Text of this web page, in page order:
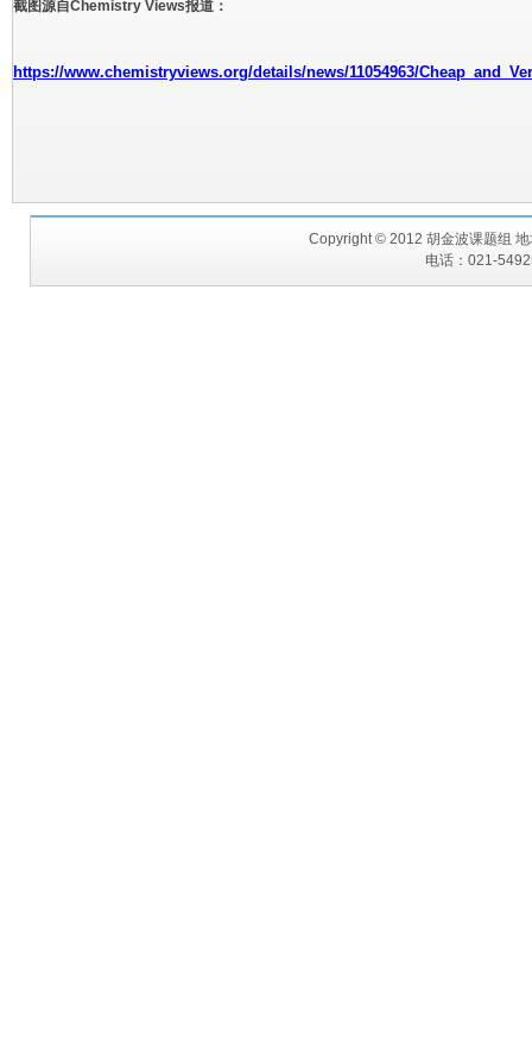
截图源自Chemistry Views报道：
https://www.chemistryviews.org/details/news/11054963/
Copyright © 2012 胡金波课题组
电话：021-